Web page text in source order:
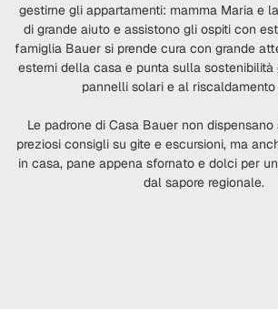
gestirne gli appartamenti: mamma Maria e
di grande aiuto e assistono gli ospiti con
famiglia Bauer si prende cura con grande
esterni della casa e punta sulla sostenibilità
pannelli solari e al
Le padrone di Casa Bauer non
preziosi consigli su gite e escursioni, ma
in casa, pane appena sfornato e dolci per
dal sapore regionale.